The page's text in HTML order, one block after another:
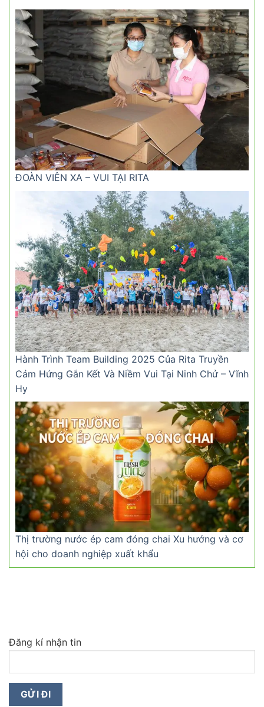
ĐOÀN VIÊN XA – VUI TẠI RITA
Hành Trình Team Building 2025 Của Rita Truyền
Cảm Hứng Gắn Kết Và Niềm Vui Tại Ninh Chử – Vĩnh
Hy
Thị trường nước ép cam đóng chai Xu hướng và cơ
hội cho doanh nghiệp xuất khẩu
Đăng kí nhận tin